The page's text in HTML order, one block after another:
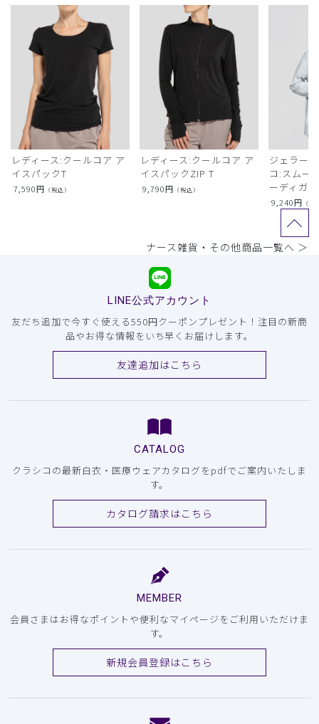
レディース:クールコア ア
イスパックT
7,590円 （税込）
レディース:クールコア ア
イスパックZIP T
9,790円 （税込）
ジェラー
コ:スムー
ーディガン
9,240円 （税
ナース雑貨・その他商品一覧へ ＞
LINE公式アカウント
友だち追加で今すぐ使える550円クーポンプレゼント！注目の新商
品やお得な情報をいち早くお届けします。
友達追加はこちら
CATALOG
クラシコの最新白衣・医療ウェアカタログをpdfでご案内いたしま
す。
カタログ請求はこちら
MEMBER
会員さまはお得なポイントや便利なマイページをご利用いただけま
す。
新規会員登録はこちら